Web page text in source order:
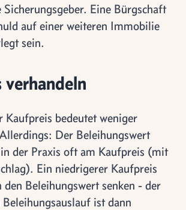
Eine Bürgschaft
auf einer weiteren Immobilie
sein.
Kaufpreis bedeutet weniger
Der Beleihungswert
der Praxis oft am Kaufpreis (mit
Ein niedrigerer Kaufpreis
den Beleihungswert senken - der
ist dann